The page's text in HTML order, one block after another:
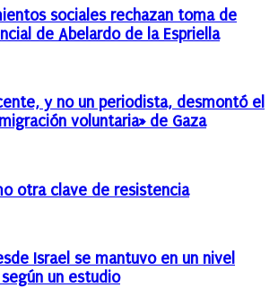
sociales rechazan toma de
de Abelardo de la Espriella
y no un periodista, desmontó el
voluntaria» de Gaza
otra clave de resistencia
Israel se mantuvo en un nivel
un estudio